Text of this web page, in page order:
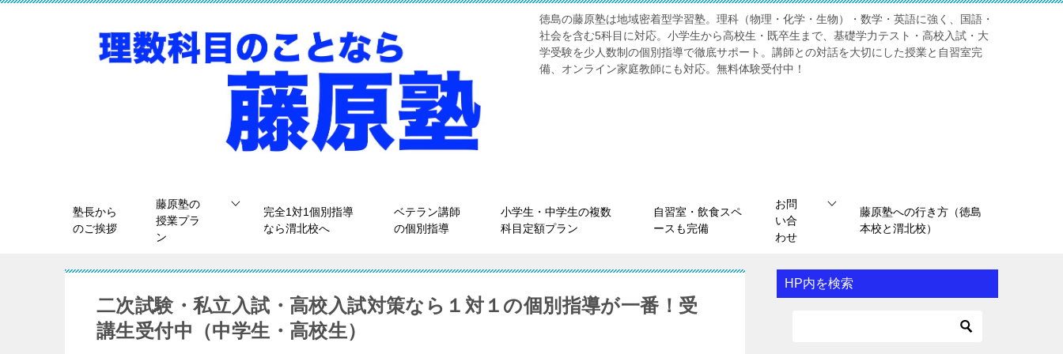
徳島の藤原塾は地域密着型学習塾。理科（物理・化学・生物）・数学・英語に強く、国語・
社会を含む5科目に対応。小学生から高校生・既卒生まで、基礎学力テスト・高校入試・大
学受験を少人数制の個別指導で徹底サポート。講師との対話を大切にした授業と自習室完
備、オンライン家庭教師にも対応。無料体験受付中！
塾長から
のご挨拶
藤原塾の
授業プラ
ン
完全1対1個別指導
なら渭北校へ
ベテラン講師
の個別指導
小学生・中学生の複数
科目定額プラン
自習室・飲食スペ
ースも完備
お問
い合
わせ
藤原塾への行き方（徳島
本校と渭北校）
二次試験・私立入試・高校入試対策なら１対１の個別指導が一番！受
講生受付中（中学生・高校生）
HP内を検索